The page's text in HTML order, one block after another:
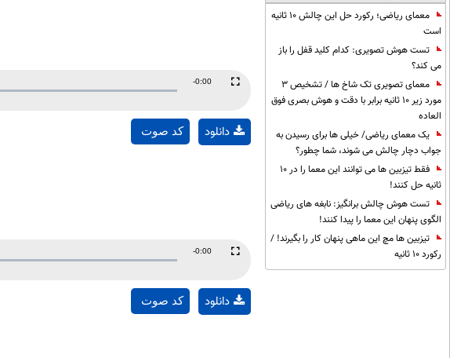
معمای ریاضی؛ رکورد حل این چالش 10 ثانیه
است
تست هوش تصویری: کدام کلید قفل را باز
می کند؟
معمای تصویری تک شاخ ها / تشخیص 3
مورد زیر 10 ثانیه برابر با دقت و هوش بصری فوق
العاده
یک معمای ریاضی/ خیلی ها برای رسیدن به
جواب دچار چالش می شوند، شما چطور؟
فقط تیزبین ها می توانند این معما را در 10
ثانیه حل کنند!
تست هوش چالش برانگیز: نابغه های ریاضی
الگوی پنهان این معما را پیدا کنند!
تیزبین ها مچ این ماهی پنهان کار را بگیرند! /
رکورد 10 ثانیه
Remaining
-0:00
کد صوت دانلود
Remaining
-0:00
کد صوت دانلود